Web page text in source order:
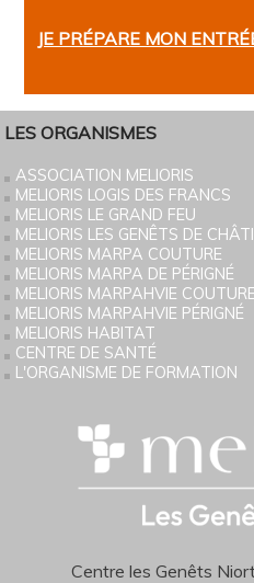
JE PRÉPARE MON
LES ORGANISMES
ASSOCIATION MELIORIS
MELIORIS LOGIS DES FRANCS
MELIORIS LE GRAND FEU
MELIORIS LES GENÊTS DE
MELIORIS MARPA COUTURE
MELIORIS MARPA DE PÉRIGNÉ
MELIORIS MARPAHVIE COUTURE
MELIORIS MARPAHVIE PÉRIGNÉ
MELIORIS HABITAT
CENTRE DE SANTÉ
L'ORGANISME DE FORMATION
Centre les Genêts